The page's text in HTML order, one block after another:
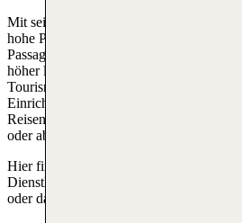
Mit seiner Lage in einer beliebten
hohe Passagierfrequenz. Jährlich
Passagiere abgefertigt, wobei die Zahl in
höher liegt. Dies zeigt die Bedeutung des
Tourismus und die Wirtschaft der Insel.
Einrichtungen und die effizienten Abläufe
Reisenden eine angenehme Erfahrung
oder abfliegen.
Hier findest du moderne
Dienstleistungen und einen freundlichen
oder das Ende deines Urlaubs so